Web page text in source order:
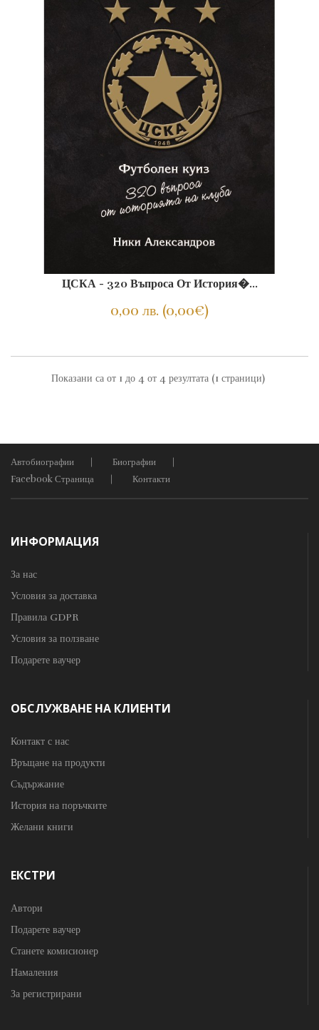
ЦСКА - 320 Въпроса От История�...
0,00 лв. (0,00€)
Показани са от 1 до 4 от 4 резултата (1 страници)
Автобиографии
Биографии
Facebook Страница
Контакти
ИНФОРМАЦИЯ
За нас
Условия за доставка
Правила GDPR
Условия за ползване
Подарете ваучер
ОБСЛУЖВАНЕ НА КЛИЕНТИ
Контакт с нас
Връщане на продукти
Съдържание
История на поръчките
Желани книги
ЕКСТРИ
Автори
Подарете ваучер
Станете комисионер
Намаления
За регистрирани